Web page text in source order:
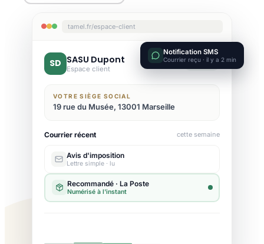
tamel.fr/espace-client
SD SASU Dupont
Espace client
Active
VOTRE SIÈGE SOCIAL
19 rue du Musée, 13001 Marseille
Courrier récent cette semaine
Avis d'imposition
Lettre simple · lu
Notification SMS
Courrier reçu · il y a 2 min